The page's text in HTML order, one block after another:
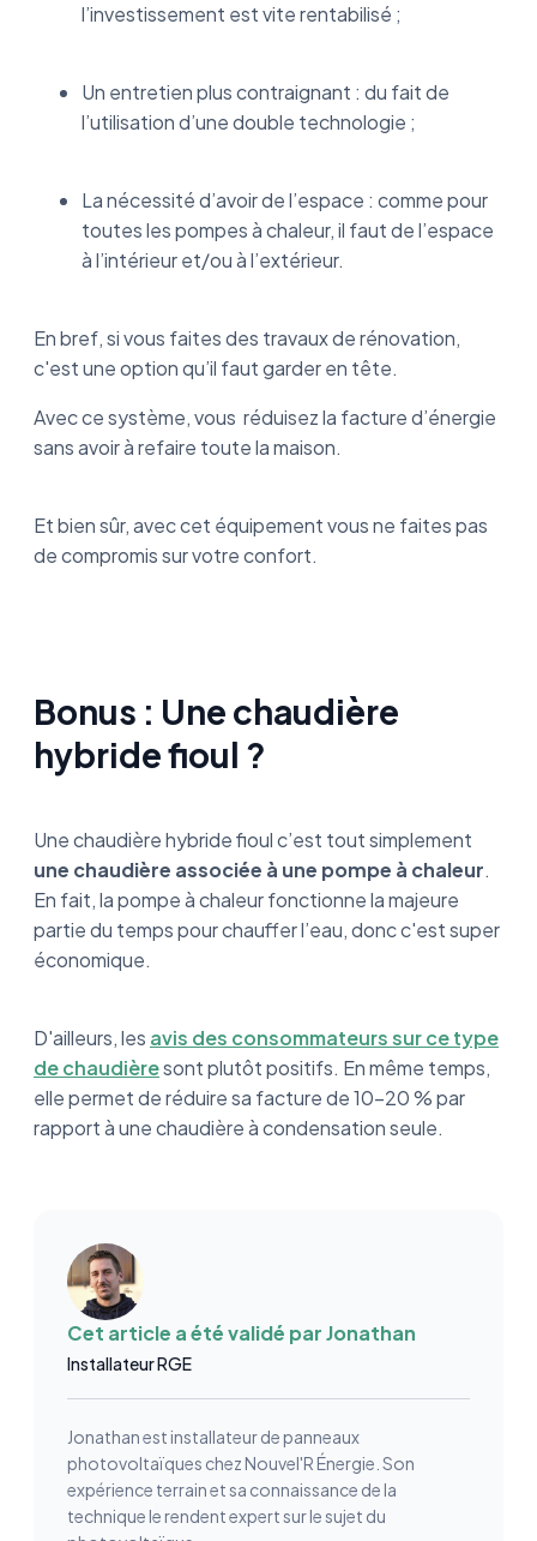
l’investissement est vite rentabilisé ;
Un entretien plus contraignant : du fait de
l’utilisation d’une double technologie ;
La nécessité d’avoir de l’espace : comme pour
toutes les pompes à chaleur, il faut de l’espace
à l’intérieur et/ou à l’extérieur.
En bref, si vous faites des travaux de rénovation,
c'est une option qu’il faut garder en tête.
Avec ce système, vous réduisez la facture d’énergie
sans avoir à refaire toute la maison.
Et bien sûr, avec cet équipement vous ne faites pas
de compromis sur votre confort.
Bonus : Une chaudière
hybride fioul ?
Une chaudière hybride fioul c’est tout simplement
une chaudière associée à une pompe à chaleur.
En fait, la pompe à chaleur fonctionne la majeure
partie du temps pour chauffer l’eau, donc c'est super
économique.
D'ailleurs, les avis des consommateurs sur ce type
de chaudièresont plutôt positifs. En même temps,
elle permet de réduire sa facture de 10-20 % par
rapport à une chaudière à condensation seule.
Cet article a été validé parJonathan
Installateur RGE
Jonathan est installateur de panneaux
photovoltaïques chez Nouvel'R Énergie. Son
expérience terrain et sa connaissance de la
technique le rendent expert sur le sujet du